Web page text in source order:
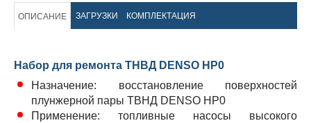
ОПИСАНИЕ ЗАГРУЗКИ КОМПЛЕКТАЦИЯ
Набор для ремонта ТНВД DENSO HP0
Назначение: восстановление поверхностей
плунжерной пары ТВНД DENSO HP0
Применение: топливные насосы высокого